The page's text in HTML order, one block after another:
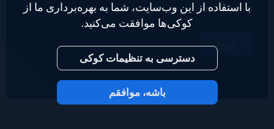
به خوراک‌های خود دسترسی داشته باشید.
2023 © Inoreader
با استفاده از این وب‌سایت، شما به بهره‌برداری ما از
کوکی‌ها موافقت می‌کنید.
دسترسی به تنظیمات کوکی
باشه، موافقم